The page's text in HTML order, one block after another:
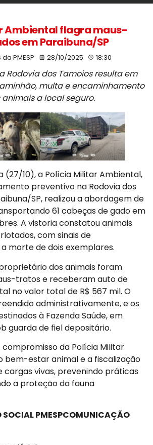
Ambiental flagra maus-
em Paraibuna/SP
PMESP 28/10/2025 18:30
Rodovia dos Tamoios resulta em
multa e encaminhamento
animais a local seguro.
(27/10), a Polícia Militar Ambiental,
preventivo na Rodovia dos
SP, realizou a abordagem de
61 cabeças de gado em
A vistoria constatou animais
com sinais de
morte de dois exemplares.
dos animais foram
tratos e receberam auto de
no valor total de R$ 567 mil. O
administrativamente, e os
à Fazenda Saúde, em
guarda de fiel depositário.
da Polícia Militar
bem-estar animal e a fiscalização
vivas, prevenindo práticas
a proteção da fauna
PMESPCOMUNICAÇÃO